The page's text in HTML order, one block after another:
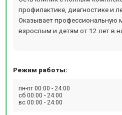
профилактике, диагностике и
Оказывает
взрослым и детям от 12 лет в
Круглосуточно проводит МРТ и
абонементы. Прием по записи.
Бабушкинская, 5 минут езды (автобус № 181, 696;
Режим работы:
пн-пт 00:00 - 24:00
сб 00:00 - 24:00
вс 00:00 - 24:00